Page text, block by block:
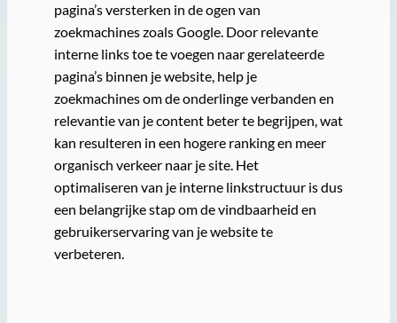
pagina’s versterken in de ogen van
zoekmachines zoals Google. Door relevante
interne links toe te voegen naar gerelateerde
pagina’s binnen je website, help je
zoekmachines om de onderlinge verbanden en
relevantie van je content beter te begrijpen, wat
kan resulteren in een hogere ranking en meer
organisch verkeer naar je site. Het
optimaliseren van je interne linkstructuur is dus
een belangrijke stap om de vindbaarheid en
gebruikerservaring van je website te
verbeteren.